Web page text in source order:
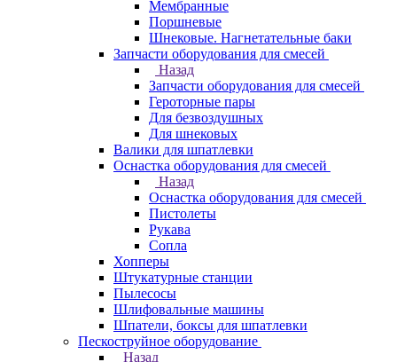
Мембранные
Поршневые
Шнековые. Нагнетательные баки
Запчасти оборудования для смесей
Назад
Запчасти оборудования для смесей
Героторные пары
Для безвоздушных
Для шнековых
Валики для шпатлевки
Оснастка оборудования для смесей
Назад
Оснастка оборудования для смесей
Пистолеты
Рукава
Сопла
Хопперы
Штукатурные станции
Пылесосы
Шлифовальные машины
Шпатели, боксы для шпатлевки
Пескоструйное оборудование
Назад